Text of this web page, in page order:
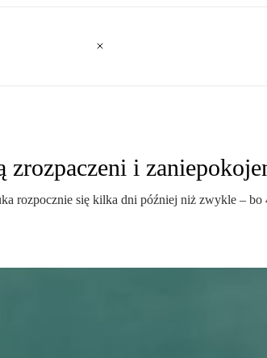
i
rozpocznie się kilka dni później niż zwykle –